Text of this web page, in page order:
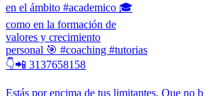
en el ámbito #academico 🎓
como en la formación de
valores y crecimiento
personal 🎯 #coaching #tutorias
👇📲 3137658158
Estás por encima de tus limitantes. Que no